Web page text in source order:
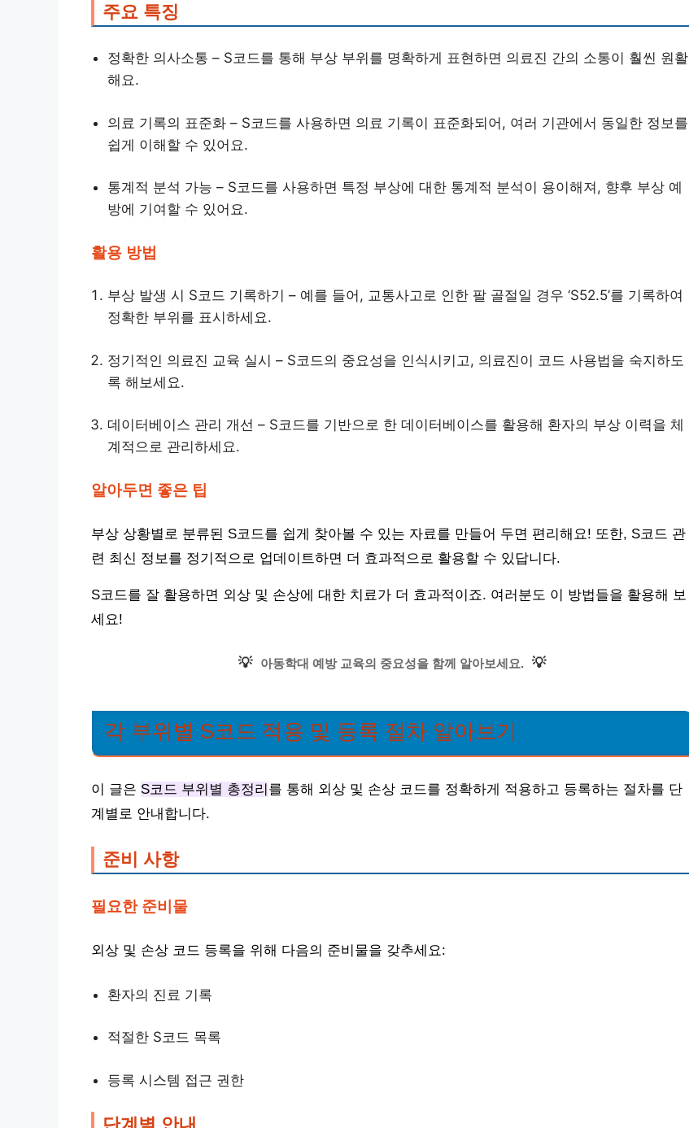
주요 특징
정확한 의사소통 – S코드를 통해 부상 부위를 명확하게 표현하면 의료진 간의 소통이 훨씬 원활
해요.
의료 기록의 표준화 – S코드를 사용하면 의료 기록이 표준화되어, 여러 기관에서 동일한 정보를
쉽게 이해할 수 있어요.
통계적 분석 가능 – S코드를 사용하면 특정 부상에 대한 통계적 분석이 용이해져, 향후 부상 예
방에 기여할 수 있어요.
활용 방법
부상 발생 시 S코드 기록하기 – 예를 들어, 교통사고로 인한 팔 골절일 경우 ‘S52.5’를 기록하여
정확한 부위를 표시하세요.
정기적인 의료진 교육 실시 – S코드의 중요성을 인식시키고, 의료진이 코드 사용법을 숙지하도
록 해보세요.
데이터베이스 관리 개선 – S코드를 기반으로 한 데이터베이스를 활용해 환자의 부상 이력을 체
계적으로 관리하세요.
알아두면 좋은 팁
부상 상황별로 분류된 S코드를 쉽게 찾아볼 수 있는 자료를 만들어 두면 편리해요! 또한, S코드 관
련 최신 정보를 정기적으로 업데이트하면 더 효과적으로 활용할 수 있답니다.
S코드를 잘 활용하면 외상 및 손상에 대한 치료가 더 효과적이죠. 여러분도 이 방법들을 활용해 보
세요!
💡 아동학대 예방 교육의 중요성을 함께 알아보세요. 💡
각 부위별 S코드 적용 및 등록 절차 알아보기
이 글은 S코드 부위별 총정리 를 통해 외상 및 손상 코드를 정확하게 적용하고 등록하는 절차를 단
계별로 안내합니다.
준비 사항
필요한 준비물
외상 및 손상 코드 등록을 위해 다음의 준비물을 갖추세요:
환자의 진료 기록
적절한 S코드 목록
등록 시스템 접근 권한